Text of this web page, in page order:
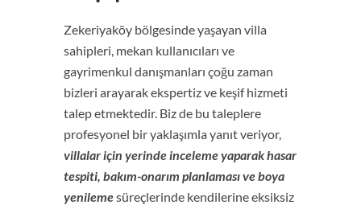
Zekeriyaköy bölgesinde yaşayan villa
sahipleri, mekan kullanıcıları ve
gayrimenkul danışmanları çoğu zaman
bizleri arayarak ekspertiz ve keşif hizmeti
talep etmektedir. Biz de bu taleplere
profesyonel bir yaklaşımla yanıt veriyor,
villalar için yerinde inceleme yaparak hasar
tespiti, bakım-onarım planlaması ve boya
yenilemesüreçlerinde kendilerine eksiksiz